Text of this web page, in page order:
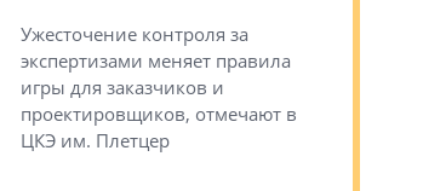
Ужесточение контроля за
экспертизами меняет правила
игры для заказчиков и
проектировщиков, отмечают в
ЦКЭ им. Плетцер